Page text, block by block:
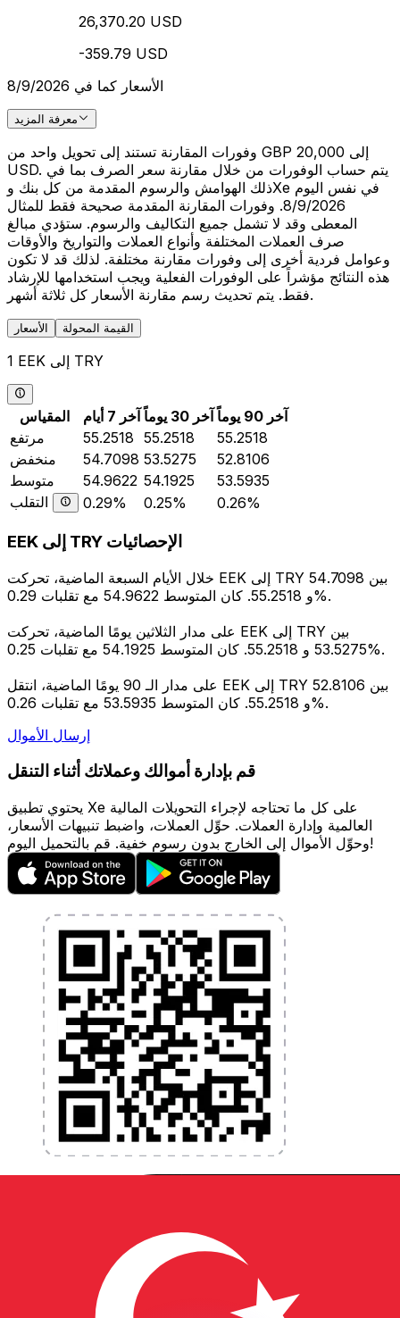
26,370.20 USD
-359.79 USD
الأسعار كما في 8/9/2026
معرفة المزيد
وفورات المقارنة تستند إلى تحويل واحد من GBP 20,000 إلى
USD. يتم حساب الوفورات من خلال مقارنة سعر الصرف بما في
ذلك الهوامش والرسوم المقدمة من كل بنك وXe في نفس اليوم
8/9/2026. وفورات المقارنة المقدمة صحيحة فقط للمثال
المعطى وقد لا تشمل جميع التكاليف والرسوم. ستؤدي مبالغ
صرف العملات المختلفة وأنواع العملات والتواريخ والأوقات
وعوامل فردية أخرى إلى وفورات مقارنة مختلفة. لذلك قد لا تكون
هذه النتائج مؤشراً على الوفورات الفعلية ويجب استخدامها للإرشاد
فقط. يتم تحديث رسم مقارنة الأسعار كل ثلاثة أشهر.
الأسعار القيمة المحولة
1 EEK إلى TRY
المقياس آخر 7 أيام آخر 30 يوماً
آخر 90 يوماً
مرتفع
55.2518 55.2518
55.2518
منخفض
54.7098 53.5275
52.8106
متوسط
54.9622 54.1925
53.5935
التقلب
0.29% 0.25% 0.26%
EEK إلى TRY الإحصائيات
خلال الأيام السبعة الماضية، تحركت EEK إلى TRY بين 54.7098
و 55.2518. كان المتوسط 54.9622 مع تقلبات 0.29%.
على مدار الثلاثين يومًا الماضية، تحركت EEK إلى TRY بين
53.5275 و 55.2518. كان المتوسط 54.1925 مع تقلبات 0.25%.
على مدار الـ 90 يومًا الماضية، انتقل EEK إلى TRY بين 52.8106
و 55.2518. كان المتوسط 53.5935 مع تقلبات 0.26%.
إرسال الأموال
قم بإدارة أموالك وعملاتك أثناء التنقل
يحتوي تطبيق Xe على كل ما تحتاجه لإجراء التحويلات المالية
العالمية وإدارة العملات. حوِّل العملات، واضبط تنبيهات الأسعار،
وحوِّل الأموال إلى الخارج بدون رسوم خفية. قم بالتحميل اليوم!